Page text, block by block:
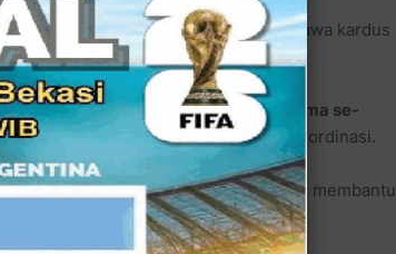
berjaga di Stasiun Bekasi Kota
membawa kardus
aksi penggalangan danapertama se-
sibuk menyusun poster dan rapat koordinasi.
komitmen organisasinya untuk membantu